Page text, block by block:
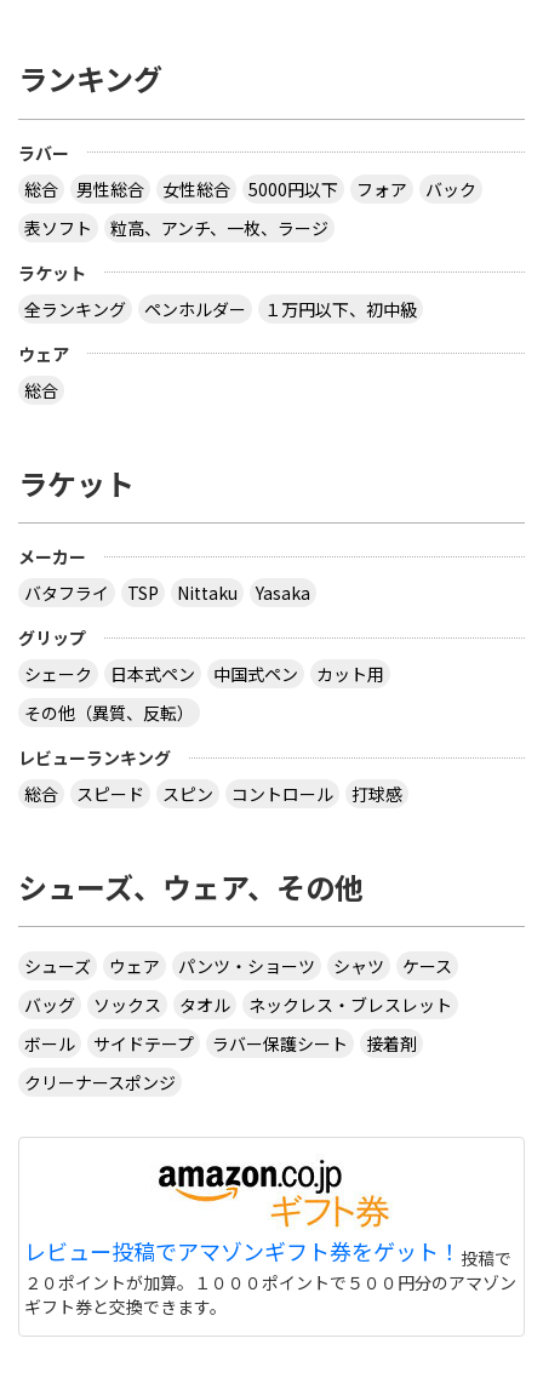
ランキング
ラバー
総合
男性総合 女性総合 5000円以下 フォア
バック
表ソフト
粒高、アンチ、一枚、ラージ
ラケット
全ランキング
ペンホルダー
１万円以下、初中級
ウェア
総合
ラケット
メーカー
バタフライ
TSP Nittaku
Yasaka
グリップ
シェーク
日本式ペン 中国式ペン
カット用
その他（異質、反転）
レビューランキング
総合
スピード スピン コントロール 打球感
シューズ、ウェア、その他
シューズ ウェア パンツ・ショーツ シャツ
ケース
バッグ
ソックス タオル
ネックレス・ブレスレット
ボール
サイドテープ ラバー保護シート
接着剤
クリーナースポンジ
レビュー投稿でアマゾンギフト券をゲット！ 投稿で
２０ポイントが加算。１０００ポイントで５００円分のアマゾン
ギフト券と交換できます。